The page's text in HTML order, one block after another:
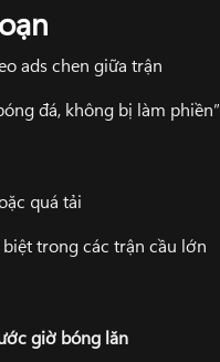
ads chen giữa trận
đá, không bị làm phiền”
quá tải
biệt trong các trận cầu lớn
giờ bóng lăn